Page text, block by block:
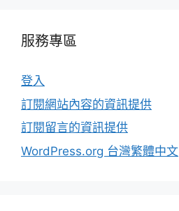
服務專區
登入
訂閱網站內容的資訊提供
訂閱留言的資訊提供
WordPress.org 台灣繁體中文